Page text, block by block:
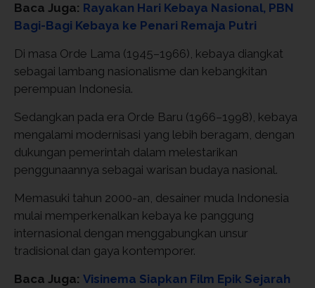
Baca Juga: Rayakan Hari Kebaya Nasional, PBN
Bagi-Bagi Kebaya ke Penari Remaja Putri
Di masa Orde Lama (1945–1966), kebaya diangkat
sebagai lambang nasionalisme dan kebangkitan
perempuan Indonesia.
Sedangkan pada era Orde Baru (1966–1998), kebaya
mengalami modernisasi yang lebih beragam, dengan
dukungan pemerintah dalam melestarikan
penggunaannya sebagai warisan budaya nasional.
Memasuki tahun 2000-an, desainer muda Indonesia
mulai memperkenalkan kebaya ke panggung
internasional dengan menggabungkan unsur
tradisional dan gaya kontemporer.
Baca Juga: Visinema Siapkan Film Epik Sejarah